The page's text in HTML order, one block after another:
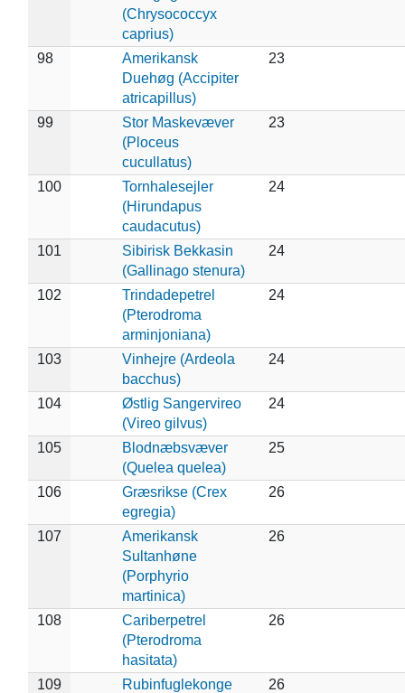
(Chrysococcyx
caprius)
98
Amerikansk
Duehøg (Accipiter
atricapillus)
23
99
Stor Maskevæver
(Ploceus
cucullatus)
23
100
Tornhalesejler
(Hirundapus
caudacutus)
24
101
Sibirisk Bekkasin
(Gallinago stenura)
24
102
Trindadepetrel
(Pterodroma
arminjoniana)
24
103
Vinhejre (Ardeola
bacchus)
24
104
Østlig Sangervireo
(Vireo gilvus)
24
105
Blodnæbsvæver
(Quelea quelea)
25
106
Græsrikse (Crex
egregia)
26
107
Amerikansk
Sultanhøne
(Porphyrio
martinica)
26
108
Cariberpetrel
(Pterodroma
hasitata)
26
109
Rubinfuglekonge
26